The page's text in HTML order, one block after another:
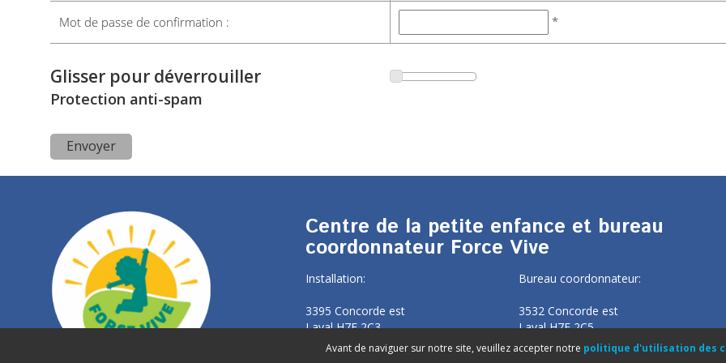
Mot de passe de confirmation : *
Glisser pour déverrouiller
Protection anti-spam
Centre de la petite enfance et bureau
coordonnateur Force Vive
Installation:
3395 Concorde est
Laval H7E 2C3
Bureau coordonnateur:
3532 Concorde est
Laval H7E 2C5
450 936-5107
Avant de naviguer sur notre site, veuillez accepter notre politique d'utilisation des